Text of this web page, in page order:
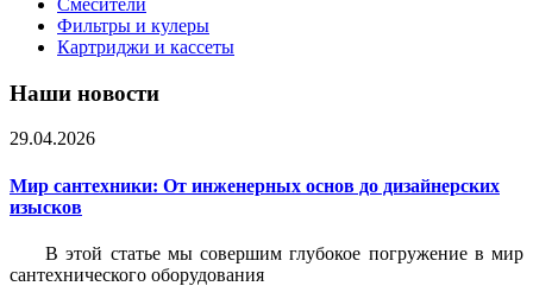
Смесители
Фильтры и кулеры
Картриджи и кассеты
Наши новости
29.04.2026
Мир сантехники: От инженерных основ до дизайнерских
изысков
В этой статье мы совершим глубокое погружение в мир
сантехнического оборудования